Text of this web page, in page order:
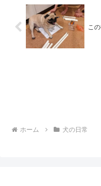
こ
ホーム 犬の日常